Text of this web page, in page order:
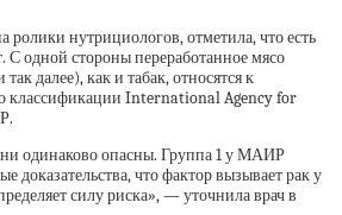
ролики нутрициологов, отметила, что есть
одной стороны переработанное мясо
далее), как и табак, относятся к
классификации International Agency for
одинаково опасны. Группа 1 у МАИР
доказательства, что фактор вызывает рак у
силу риска», — уточнила врач в